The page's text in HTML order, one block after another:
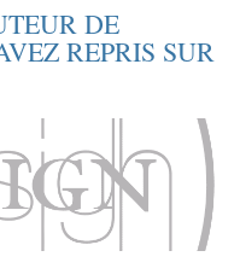
DE
REPRIS SUR